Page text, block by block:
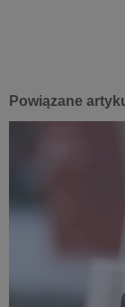
Powiązane